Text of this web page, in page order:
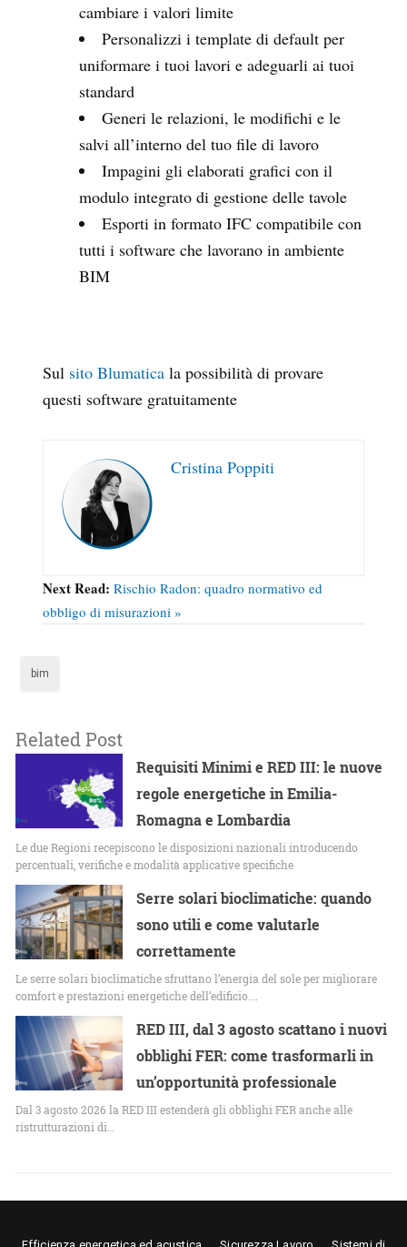
cambiare i valori limite
Personalizzi i template di default per
uniformare i tuoi lavori e adeguarli ai tuoi
standard
Generi le relazioni, le modifichi e le
salvi all’interno del tuo file di lavoro
Impagini gli elaborati grafici con il
modulo integrato di gestione delle tavole
Esporti in formato IFC compatibile con
tutti i software che lavorano in ambiente
BIM
Sul sito Blumatica la possibilità di provare
questi software gratuitamente
Cristina Poppiti
Next Read: Rischio Radon: quadro normativo ed
obbligo di misurazioni »
bim
Related Post
Requisiti Minimi e RED III: le nuove
regole energetiche in Emilia-
Romagna e Lombardia
Le due Regioni recepiscono le disposizioni nazionali introducendo
percentuali, verifiche e modalità applicative specifiche
Serre solari bioclimatiche: quando
sono utili e come valutarle
correttamente
Le serre solari bioclimatiche sfruttano l’energia del sole per migliorare
comfort e prestazioni energetiche dell’edificio.…
RED III, dal 3 agosto scattano i nuovi
obblighi FER: come trasformarli in
un’opportunità professionale
Dal 3 agosto 2026 la RED III estenderà gli obblighi FER anche alle
ristrutturazioni di…